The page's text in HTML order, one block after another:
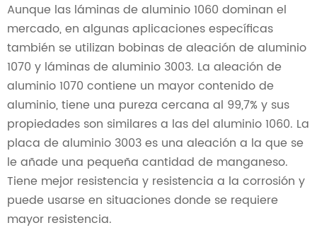
Aunque las láminas de aluminio 1060 dominan el
mercado, en algunas aplicaciones específicas
también se utilizan bobinas de aleación de aluminio
1070 y láminas de aluminio 3003. La aleación de
aluminio 1070 contiene un mayor contenido de
aluminio, tiene una pureza cercana al 99,7% y sus
propiedades son similares a las del aluminio 1060. La
placa de aluminio 3003 es una aleación a la que se
le añade una pequeña cantidad de manganeso.
Tiene mejor resistencia y resistencia a la corrosión y
puede usarse en situaciones donde se requiere
mayor resistencia.